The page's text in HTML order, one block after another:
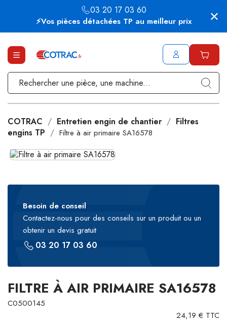
⚡Vos pièces détachées TP au meilleur prix
03 20 17 03 60
COTRAC Entretien engin de chantier
Filtres
engins TP
Filtre à air primaire SA16578
Besoin de conseil
Contactez-nous pour des conseils sur un produit ou un
obtenir un devis gratuit
03 20 17 03 60
FILTRE À AIR PRIMAIRE SA16578
C0500145
24,19 € TTC